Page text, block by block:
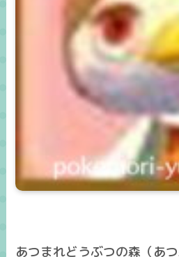
あつまれどうぶつの森（あ